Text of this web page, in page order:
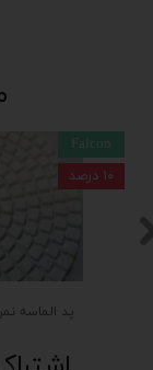
پد الماسه نمره
Falcon
۱۰ درصد